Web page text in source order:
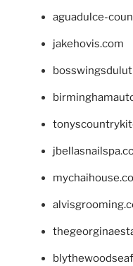
aguadulce-
jakehovis.com